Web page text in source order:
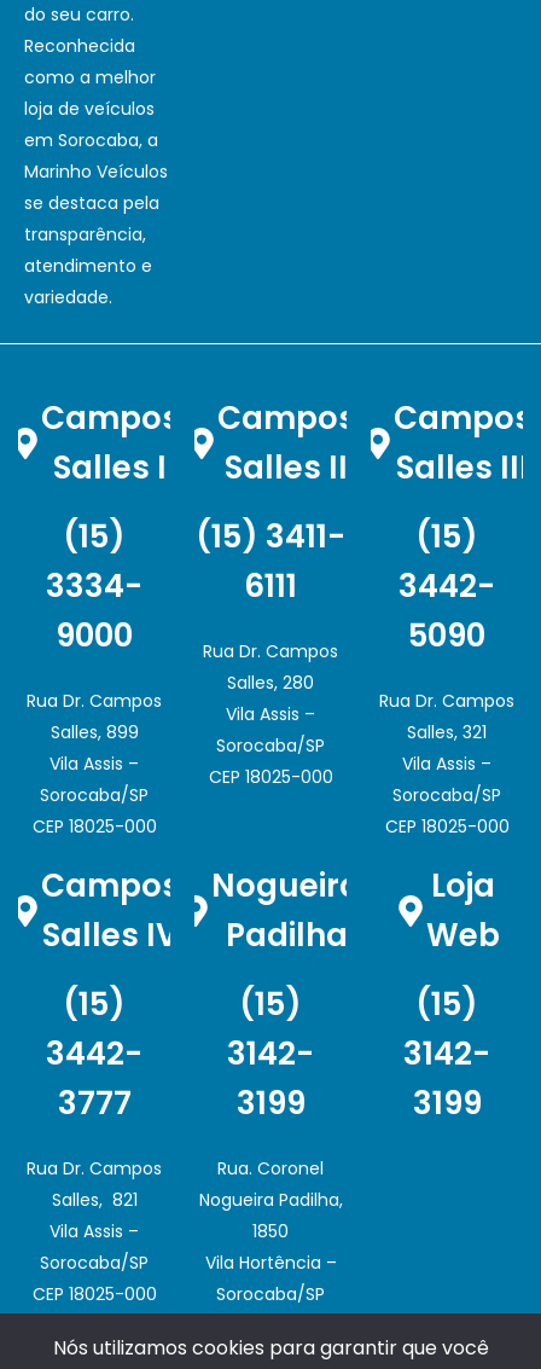
do seu carro.
Reconhecida
como a melhor
loja de veículos
em Sorocaba, a
Marinho Veículos
se destaca pela
transparência,
atendimento e
variedade.
Campos
Salles I
(15)
3334-
9000
Rua Dr. Campos
Salles, 899
Vila Assis –
Sorocaba/SP
CEP 18025-000
Campos
Salles II
(15) 3411-
6111
Rua Dr. Campos
Salles, 280
Vila Assis –
Sorocaba/SP
CEP 18025-000
Campos
Salles III
(15)
3442-
5090
Rua Dr. Campos
Salles, 321
Vila Assis –
Sorocaba/SP
CEP 18025-000
Campos
Salles IV
(15)
3442-
3777
Rua Dr. Campos
Salles, 821
Vila Assis –
Sorocaba/SP
CEP 18025-000
Nogueira
Padilha
(15)
3142-
3199
Rua. Coronel
Nogueira Padilha,
1850
Vila Hortência –
Sorocaba/SP
Loja
Web
(15)
3142-
3199
Nós utilizamos cookies para garantir que você